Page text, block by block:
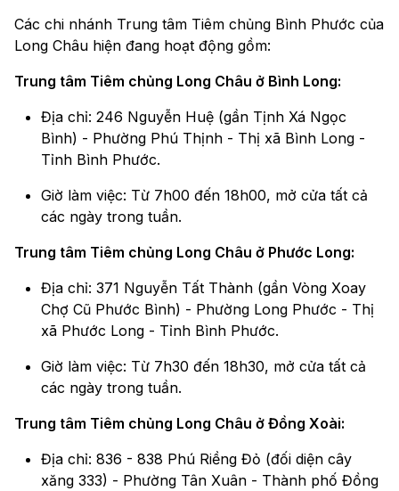
Các chi nhánh Trung tâm Tiêm chủng Bình Phước của
Long Châu hiện đang hoạt động gồm:
Trung tâm Tiêm chủng Long Châu ở Bình Long:
Địa chỉ: 246 Nguyễn Huệ (gần Tịnh Xá Ngọc
Bình) - Phường Phú Thịnh - Thị xã Bình Long -
Tỉnh Bình Phước.
Giờ làm việc: Từ 7h00 đến 18h00, mở cửa tất cả
các ngày trong tuần.
Trung tâm Tiêm chủng Long Châu ở Phước Long:
Địa chỉ: 371 Nguyễn Tất Thành (gần Vòng Xoay
Chợ Cũ Phước Bình) - Phường Long Phước - Thị
xã Phước Long - Tỉnh Bình Phước.
Giờ làm việc: Từ 7h30 đến 18h30, mở cửa tất cả
các ngày trong tuần.
Trung tâm Tiêm chủng Long Châu ở Đồng Xoài:
Địa chỉ: 836 - 838 Phú Riềng Đỏ (đối diện cây
xăng 333) - Phường Tân Xuân - Thành phố Đồng